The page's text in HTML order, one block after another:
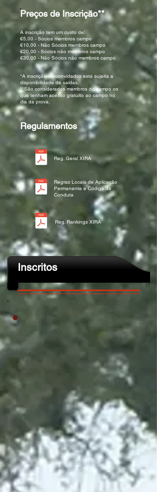
Preços de Inscrição**
A inscrição tem um custo de:
€5,00 - Sócios membros campo
€10,00 - Não Sócios membros campo
€20,00 - Sócios não membros campo
€30,00 - Não Sócios não membros campo
*A inscrição de convidados está sujeita a
disponibilidade de saídas.
**São considerados membros do campo os
que tenham acesso gratuito ao campo no
dia da prova.
Regulamentos
Reg. Geral XIRA
Regras Locais de Aplicação
Permanente e Código de
Conduta
Reg. Rankings XIRA
Inscritos